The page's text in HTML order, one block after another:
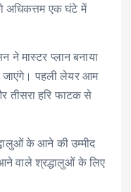
अधिकत्तम एक घंटे में
ने मास्टर प्लान बनाया
पहली लेयर आम
तीसरा हरि फाटक से
के आने की उम्मीद
वाले श्रद्धालुओं के लिए